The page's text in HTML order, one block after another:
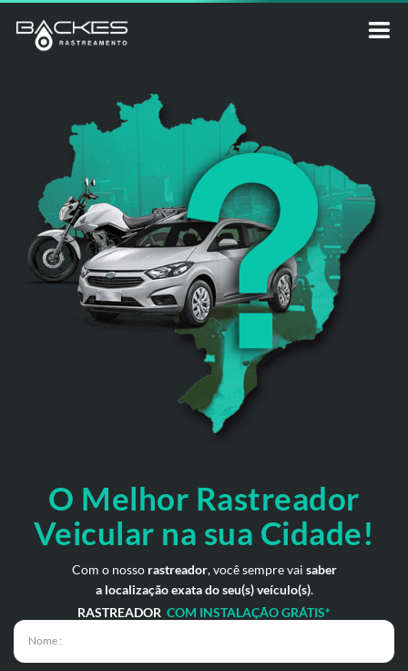
O Melhor Rastreador
Veicular na sua Cidade!
Com o nosso rastreador, você sempre vai saber
a localização exata do seu(s) veículo(s).
RASTREADOR COM INSTALAÇÃO GRÁTIS*